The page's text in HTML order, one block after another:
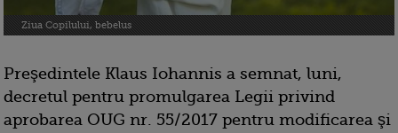
Ziua Copilului, bebelus
Preşedintele Klaus Iohannis a semnat, luni,
decretul pentru promulgarea Legii privind
aprobarea OUG nr. 55/2017 pentru modificarea şi